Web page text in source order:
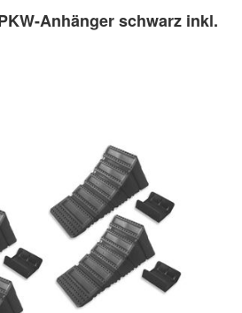
Anhänger schwarz inkl.